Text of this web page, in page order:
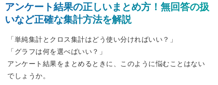
アンケート結果の正しいまとめ方！無回答の扱
いなど正確な集計方法を解説
「単純集計とクロス集計はどう使い分ければいい？」
「グラフは何を選べばいい？」
アンケート結果をまとめるときに、このように悩むことはない
でしょうか。